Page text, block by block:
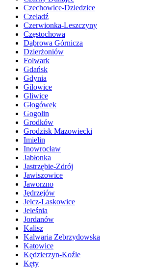
Czechowice-Dziedzice
Czeladź
Czerwionka-Leszczyny
Częstochowa
Dąbrowa Górnicza
Dzierżoniów
Folwark
Gdańsk
Gdynia
Gilowice
Gliwice
Głogówek
Gogolin
Grodków
Grodzisk Mazowiecki
Imielin
Inowrocław
Jabłonka
Jastrzębie-Zdrój
Jawiszowice
Jaworzno
Jędrzejów
Jelcz-Laskowice
Jeleśnia
Jordanów
Kalisz
Kalwaria Zebrzydowska
Katowice
Kędzierzyn-Koźle
Kęty